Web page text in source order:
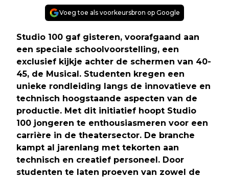
Voeg toe als voorkeursbron op Google
Studio 100 gaf gisteren, voorafgaand aan
een speciale schoolvoorstelling, een
exclusief kijkje achter de schermen van 40-
45, de Musical. Studenten kregen een
unieke rondleiding langs de innovatieve en
technisch hoogstaande aspecten van de
productie. Met dit initiatief hoopt Studio
100 jongeren te enthousiasmeren voor een
carrière in de theatersector. De branche
kampt al jarenlang met tekorten aan
technisch en creatief personeel. Door
studenten te laten proeven van zowel de